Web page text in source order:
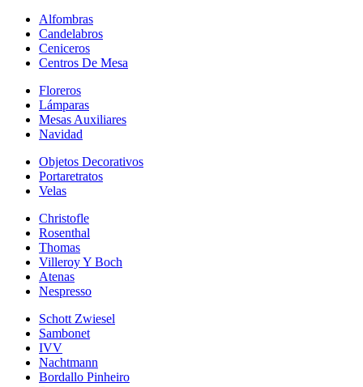
Alfombras
Candelabros
Ceniceros
Centros De Mesa
Floreros
Lámparas
Mesas Auxiliares
Navidad
Objetos Decorativos
Portaretratos
Velas
Christofle
Rosenthal
Thomas
Villeroy Y Boch
Atenas
Nespresso
Schott Zwiesel
Sambonet
IVV
Nachtmann
Bordallo Pinheiro